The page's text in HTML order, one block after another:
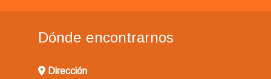
Dónde encontrarnos
Dirección